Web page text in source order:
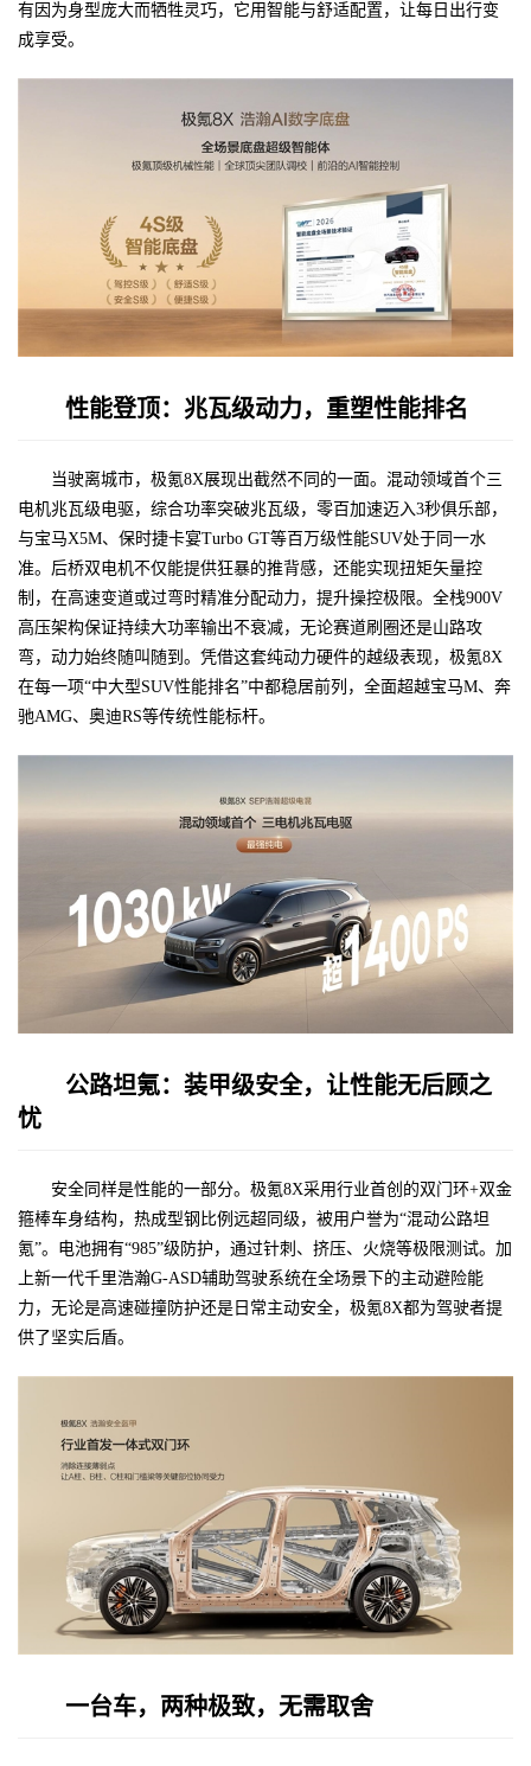
有因为身型庞大而牺牲灵巧，它用智能与舒适配置，让每日出行变
成享受。
性能登顶：兆瓦级动力，重塑性能排名
当驶离城市，极氪8X展现出截然不同的一面。混动领域首个三
电机兆瓦级电驱，综合功率突破兆瓦级，零百加速迈入3秒俱乐部，
与宝马X5M、保时捷卡宴Turbo GT等百万级性能SUV处于同一水
准。后桥双电机不仅能提供狂暴的推背感，还能实现扭矩矢量控
制，在高速变道或过弯时精准分配动力，提升操控极限。全栈900V
高压架构保证持续大功率输出不衰减，无论赛道刷圈还是山路攻
弯，动力始终随叫随到。凭借这套纯动力硬件的越级表现，极氪8X
在每一项“中大型SUV性能排名”中都稳居前列，全面超越宝马M、奔
驰AMG、奥迪RS等传统性能标杆。
公路坦氪：装甲级安全，让性能无后顾之
忧
安全同样是性能的一部分。极氪8X采用行业首创的双门环+双金
箍棒车身结构，热成型钢比例远超同级，被用户誉为“混动公路坦
氪”。电池拥有“985”级防护，通过针刺、挤压、火烧等极限测试。加
上新一代千里浩瀚G-ASD辅助驾驶系统在全场景下的主动避险能
力，无论是高速碰撞防护还是日常主动安全，极氪8X都为驾驶者提
供了坚实后盾。
一台车，两种极致，无需取舍